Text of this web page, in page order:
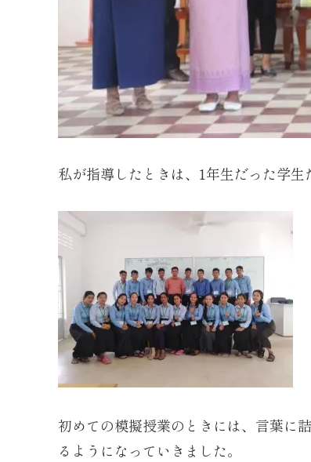
私が指導したときは、1年生だった学生
初めての模擬授業のときには、言葉に
るようになっていきました。